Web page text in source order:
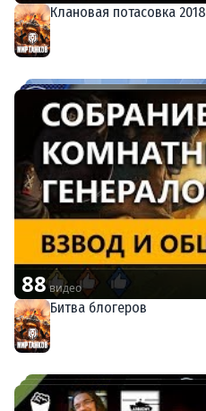
Клановая потасовка 2018
88видео
Битва блогеров